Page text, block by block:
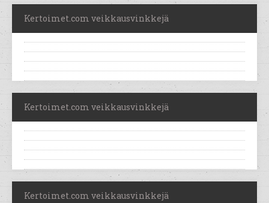
Kertoimet.com veikkausvinkkejä
Kertoimet.com veikkausvinkkejä
Kertoimet.com veikkausvinkkejä